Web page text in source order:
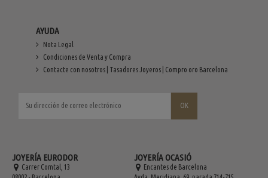
AYUDA
Nota Legal
Condiciones de Venta y Compra
Contacte con nosotros | Tasadores Joyeros | Compro oro Barcelona
JOYERÍA EURODOR
Carrer Comtal, 13
JOYERÍA OCASIÓ
Encantes de Barcelona